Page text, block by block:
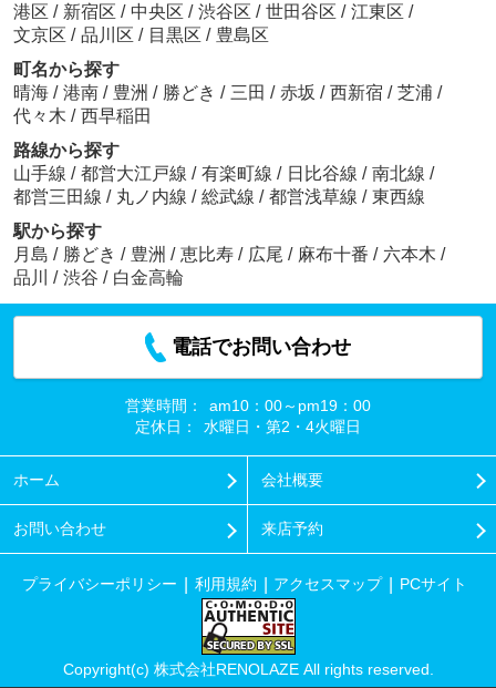
港区 / 新宿区 / 中央区 / 渋谷区 / 世田谷区 / 江東区 /
文京区 / 品川区 / 目黒区 / 豊島区
町名から探す
晴海 / 港南 / 豊洲 / 勝どき / 三田 / 赤坂 / 西新宿 / 芝浦 /
代々木 / 西早稲田
路線から探す
山手線 / 都営大江戸線 / 有楽町線 / 日比谷線 / 南北線 /
都営三田線 / 丸ノ内線 / 総武線 / 都営浅草線 / 東西線
駅から探す
月島 / 勝どき / 豊洲 / 恵比寿 / 広尾 / 麻布十番 / 六本木 /
品川 / 渋谷 / 白金高輪
電話でお問い合わせ
営業時間：
am10：00～pm19：00
定休日：
水曜日・第2・4火曜日
ホーム 会社概要
お問い合わせ 来店予約
プライバシーポリシー 利用規約 アクセスマップ PCサイト
Copyright(c) 株式会社RENOLAZE All rights reserved.